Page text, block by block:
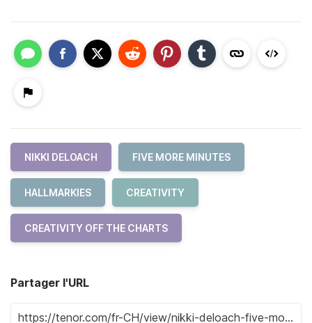
NIKKI DELOACH FIVE MORE MINUTES
HALLMARKIES CREATIVITY
CREATIVITY OFF THE CHARTS
Partager l'URL